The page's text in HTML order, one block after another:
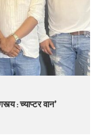
: च्याप्टर वान’